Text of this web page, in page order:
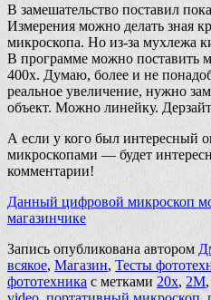
В замешательство поставил
Измерения можно делать зная
микроскопа. Но из-за мухлежа
В программе можно поставить
400х. Думаю, более и не
реальное увеличение, нужно
объект. Можно линейку.
А если у кого был интересный
микроскопами — будет
комментарии!
Данный цифровой микроскоп
магазинчике
Запись опубликована автором
всякое, Магазин, Тесты
фототехника с метками 20x, 2M,